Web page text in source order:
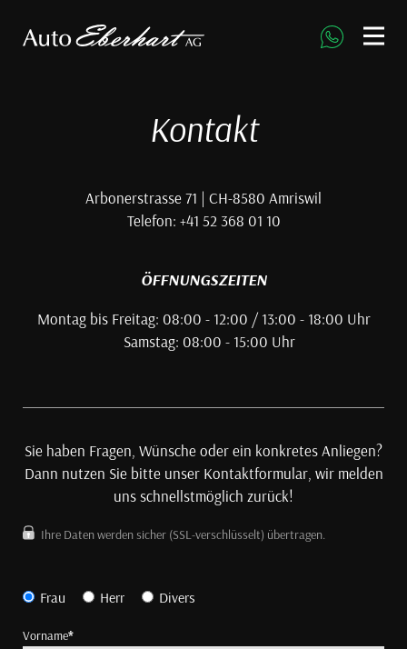
Kontakt
Arbonerstrasse 71 | CH-8580 Amriswil
Telefon: +41 52 368 01 10
ÖFFNUNGSZEITEN
Montag bis Freitag: 08:00 - 12:00 / 13:00 - 18:00 Uhr
Samstag: 08:00 - 15:00 Uhr
Sie haben Fragen, Wünsche oder ein konkretes Anliegen?
Dann nutzen Sie bitte unser Kontaktformular, wir melden
uns schnellstmöglich zurück!
Ihre Daten werden sicher (SSL-verschlüsselt) übertragen.
Frau Herr Divers
Vorname*